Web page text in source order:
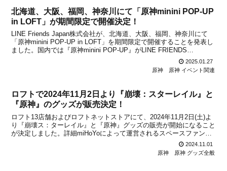
北海道、大阪、福岡、神奈川にて「原神minini POP-UP
in LOFT」が期間限定で開催決定！
LINE Friends Japan株式会社が、北海道、大阪、福岡、神奈川にて
「原神minini POP-UP in LOFT」を期間限定で開催することを発表し
ました。国内では『原神minini POP-UP』がLINE FRIENDS
2025.01.27
原神
原神 イベント関連
ロフトで2024年11月2日より『崩壊：スターレイル』と
『原神』のグッズが販売決定！
ロフト13店舗およびロフトネットストアにて、2024年11月2日(土)よ
り『崩壊ス：ターレイル』と『原神』グッズの販売が開始になること
が決定しました。詳細miHoYoによって運営されるスペースファンタ
ジーRPG『崩壊：スターレイル』とオープンワールドRPG『原神』
2024.11.01
原神
原神 グッズ全般